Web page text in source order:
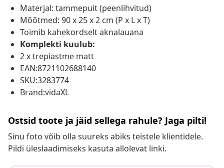
Materjal: tammepuit (peenlihvitud)
Mõõtmed: 90 x 25 x 2 cm (P x L x T)
Toimib kahekordselt aknalauana
Komplekti kuulub:
2 x trepiastme matt
EAN:8721102688140
SKU:3283774
Brand:vidaXL
Ostsid toote ja jäid sellega rahule? Jaga pilti!
Sinu foto võib olla suureks abiks teistele klientidele.
Pildi üleslaadimiseks kasuta allolevat linki.